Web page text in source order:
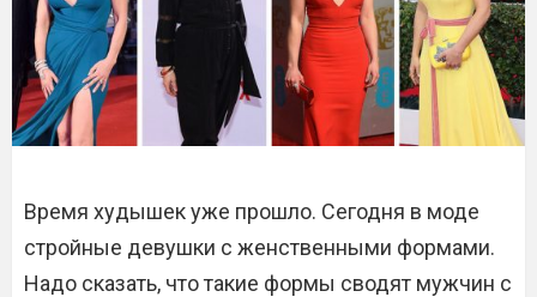
Время худышек уже прошло. Сегодня в моде
стройные девушки с женственными формами.
Надо сказать, что такие формы сводят мужчин с